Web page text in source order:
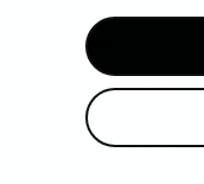
huisregels
privacy & cookies
disclaimer & colofon
digitoegankelijkheid